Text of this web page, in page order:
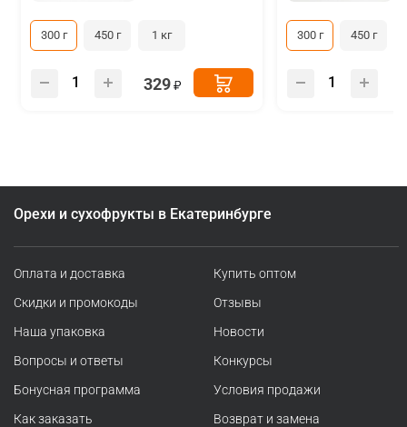
300 г 450 г 1 кг
329
300 г 450 г
Орехи и сухофрукты в Екатеринбурге
Оплата и доставка
Скидки и промокоды
Наша упаковка
Вопросы и ответы
Бонусная программа
Как заказать
Купить оптом
Отзывы
Новости
Конкурсы
Условия продажи
Возврат и замена